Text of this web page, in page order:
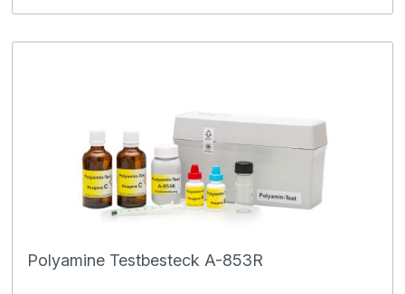
Polyamine Testbesteck A-853R